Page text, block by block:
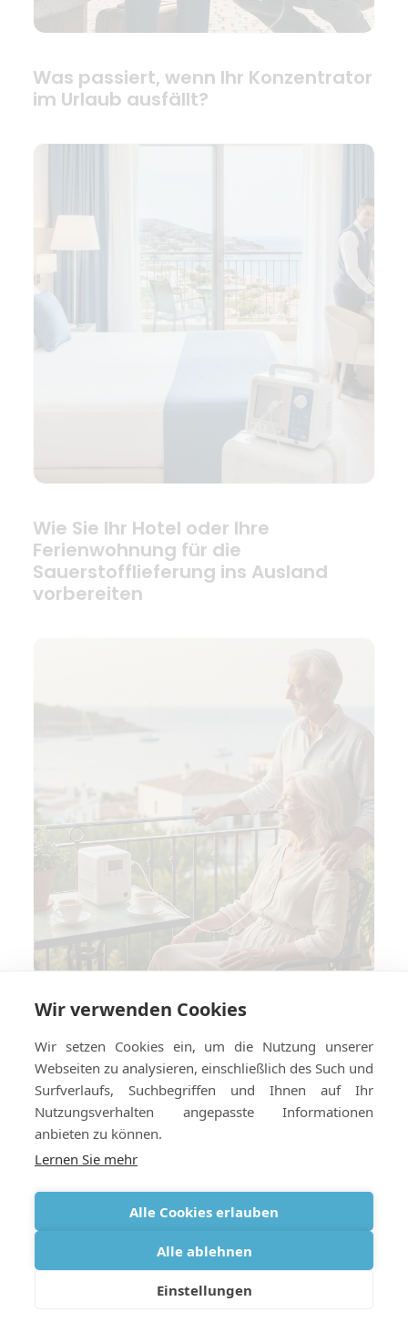
Was passiert, wenn Ihr Konzentrator
im Urlaub ausfällt?
Wie Sie Ihr Hotel oder Ihre
Ferienwohnung für die
Sauerstofflieferung ins Ausland
vorbereiten
Reisen mit COPD im Jahr 2026: Was
hat sich geändert und was bleibt
gleich?
Wir verwenden Cookies
Wir setzen Cookies ein, um die Nutzung unserer
Webseiten zu analysieren, einschließlich des Such und
Surfverlaufs, Suchbegriffen und Ihnen auf Ihr
Nutzungsverhalten angepasste Informationen
anbieten zu können.
Lernen Sie mehr
Alle Cookies erlauben
Alle ablehnen
Einstellungen